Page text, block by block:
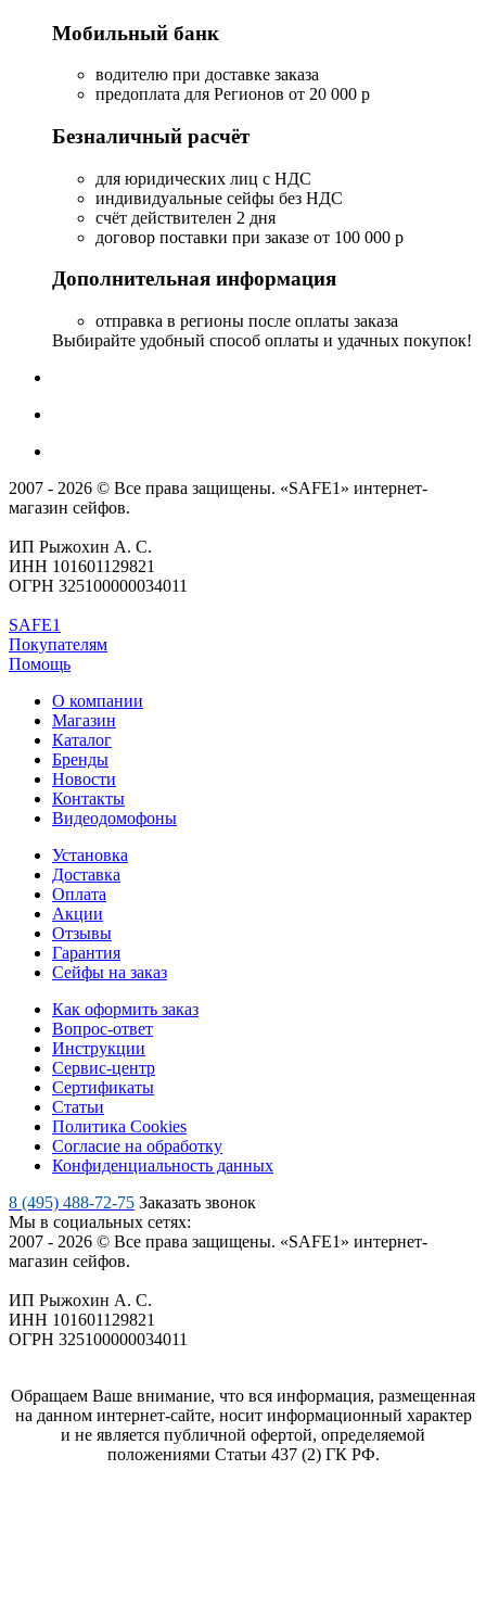
Мобильный банк
водителю при доставке заказа
предоплата для Регионов от 20 000 р
Безналичный расчёт
для юридических лиц с НДС
индивидуальные сейфы без НДС
счёт действителен 2 дня
договор поставки при заказе от 100 000 р
Дополнительная информация
отправка в регионы после оплаты заказа
Выбирайте удобный способ оплаты и удачных покупок!
2007 - 2026 © Все права защищены. «SAFE1» интернет-
магазин сейфов.
ИП Рыжохин А. С.
ИНН 101601129821
ОГРН 325100000034011
SAFE1
Покупателям
Помощь
О компании
Магазин
Каталог
Бренды
Новости
Контакты
Видеодомофоны
Установка
Доставка
Оплата
Акции
Отзывы
Гарантия
Сейфы на заказ
Как оформить заказ
Вопрос-ответ
Инструкции
Сервис-центр
Сертификаты
Статьи
Политика Cookies
Согласие на обработку
Конфиденциальность данных
8 (495) 488-72-75 Заказать звонок
Мы в социальных сетях:
2007 - 2026 © Все права защищены. «SAFE1» интернет-
магазин сейфов.
ИП Рыжохин А. С.
ИНН 101601129821
ОГРН 325100000034011
Обращаем Ваше внимание, что вся информация, размещенная
на данном интернет-сайте, носит информационный характер
и не является публичной офертой, определяемой
положениями Статьи 437 (2) ГК РФ.